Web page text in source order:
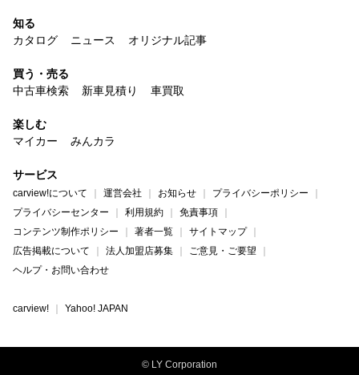
知る
カタログ
ニュース オリジナル記事
買う・売る
中古車検索
新車見積り 車買取
楽しむ
マイカー
みんカラ
サービス
carview!について 運営会社 お知らせ
プライバシーポリシー
プライバシーセンター
利用規約
免責事項
コンテンツ制作ポリシー
著者一覧
サイトマップ
広告掲載について
法人加盟店募集
ご意見・ご要望
ヘルプ・お問い合わせ
carview! Yahoo! JAPAN
© LY Corporation